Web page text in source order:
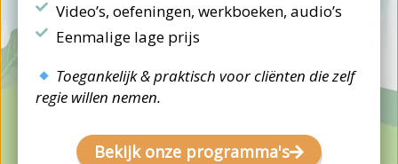
Video’s, oefeningen, werkboeken, audio’s
Eenmalige lage prijs
Toegankelijk & praktisch voor cliënten die zelf
regie willen nemen.
Bekijk onze programma's